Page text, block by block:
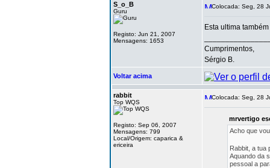
S_o_B
Guru
Registo: Jun 21, 2007
Mensagens: 1653
Colocada: Seg, 28
Esta ultima
Cumprimentos,
Sérgio B.
Voltar acima
rabbit
Top WQS
Registo: Sep 06, 2007
Mensagens: 799
Local/Origem: caparica &
ericeira
Colocada: Seg, 28
mrvertigo
Acho que
Rabbit, a tua
Aquando da
pessoal a